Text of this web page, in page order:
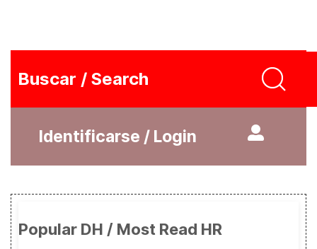
Buscar / Search
Identificarse / Login
Popular DH / Most Read HR